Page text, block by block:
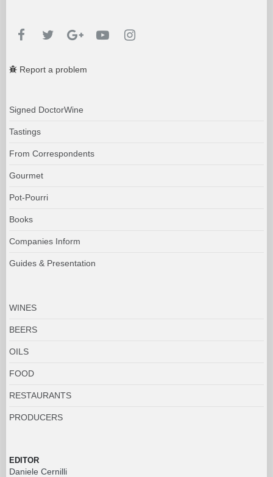
Report a problem
Signed DoctorWine
Tastings
From Correspondents
Gourmet
Pot-Pourri
Books
Companies Inform
Guides & Presentation
WINES
BEERS
OILS
FOOD
RESTAURANTS
PRODUCERS
EDITOR
Daniele Cernilli